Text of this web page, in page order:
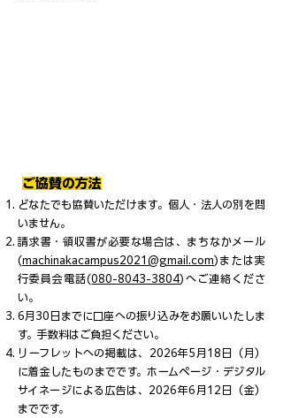
ご協賛の方法
どなたでも協賛いただけます。個人・法人の別を問
いません。
請求書・領収書が必要な場合は、まちなかメール
(machinakacampus2021@gmail.com)または実
行委員会電話(080-8043-3804)へご連絡くださ
い。
6月30日までに口座への振り込みをお願いいたしま
す。手数料はご負担ください。
​リーフレットへの掲載は、2026年5月18日（月）
に着金したものまでです。ホームページ・デジタル
サイネージによる広告は、2026年6月12日（金）
までです。